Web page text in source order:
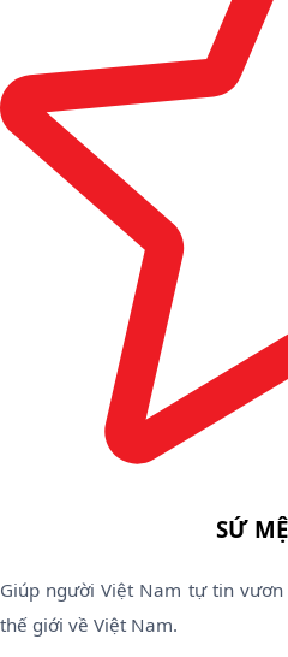
SỨ
Giúp người Việt Nam tự tin
thế giới về Việt Nam.